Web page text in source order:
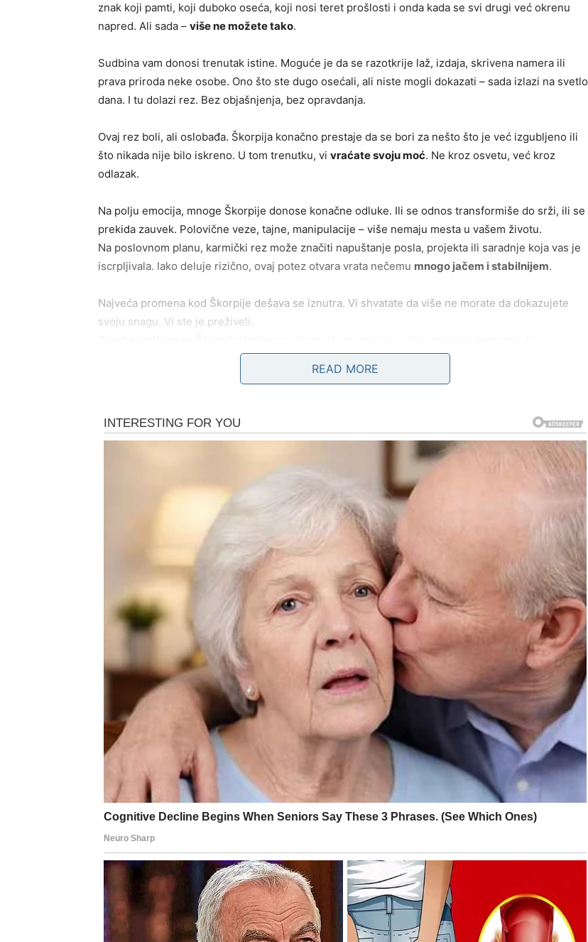
znak koji pamti, koji duboko oseća, koji nosi teret prošlosti i onda kada se svi drugi već okrenu
napred. Ali sada – više ne možete tako.
Sudbina vam donosi trenutak istine. Moguće je da se razotkrije laž, izdaja, skrivena namera ili
prava priroda neke osobe. Ono što ste dugo osećali, ali niste mogli dokazati – sada izlazi na svetlo
dana. I tu dolazi rez. Bez objašnjenja, bez opravdanja.
Ovaj rez boli, ali oslobađa. Škorpija konačno prestaje da se bori za nešto što je već izgubljeno ili
što nikada nije bilo iskreno. U tom trenutku, vi vraćate svoju moć. Ne kroz osvetu, već kroz
odlazak.
Na polju emocija, mnoge Škorpije donose konačne odluke. Ili se odnos transformiše do srži, ili se
prekida zauvek. Polovične veze, tajne, manipulacije – više nemaju mesta u vašem životu.
Na poslovnom planu, karmički rez može značiti napuštanje posla, projekta ili saradnje koja vas je
iscrpljivala. Iako deluje rizično, ovaj potez otvara vrata nečemu mnogo jačem i stabilnijem.
Najveća promena kod Škorpije dešava se iznutra. Vi shvatate da više ne morate da dokazujete
svoju snagu. Vi ste je preživeli.
VODOLIJA – PREKID SA PROŠLOŠĆU I SKOK U SVOJU
. Ovo nije samo period promena – ovo je
period kada prestajete da živite tuđe projekcije, očekivanja i etikete. Vi više ne možete da budete
ono što drugi žele da budete.
Sudbina vas stavlja u situaciju gde morate da birate:sloboda ili navika
. Ljudi iz prošlosti, stari
obrasci, odnosi koji vas sputavaju – sve dolazi na proveru. I ono što ne može da vas prati u
budućnost, biva presečeno.
Ovaj rez može doći iznenada. Jedna rečenica, jedan događaj, jedan susret – i shvatate da ste
predugo ćutali. Vodolija tada ne pravi buku. Vi samonestanete iz života onih koji vas nisu
razumeli.
Na emotivnom planu, mnoge Vodolije prekidaju odnose koji su ih ograničavali. Ako ostajete – to je
samo ako postoji potpuna sloboda, iskrenost i ravnopravnost. Sve drugo se gasi.
Na poslovnom planu, dolazi ideja, vizija ili poziv koji vas tera da se usudite. Promena pravca,
selidba, novi projekat – sve je moguće.
Ono što je ključno: Vodolija prestaje da objašnjava sebe. Vi počinjete da
živite svoju istinu bez
izvinjenja.
Poruka sudbine za Vodoliju:
kada prekineš sa prošlošću, budućnost počinje da ti odgovara.
LAV – PAD EGA I TRIJUMF PRAVE VELIČINE
Za Lava, karmički rez dolazi na poljuponosa, ega i identiteta. Vi ste znak koji je navikao da bude
jak, primećen, oslonac drugima. Ali sudbina sada traži nešto drugo –
iskrenost prema sebi.
Lavovi shvataju da su previše davali tamo gde nisu bili cenjeni. Da su nosili odgovornost za druge,
READ MORE